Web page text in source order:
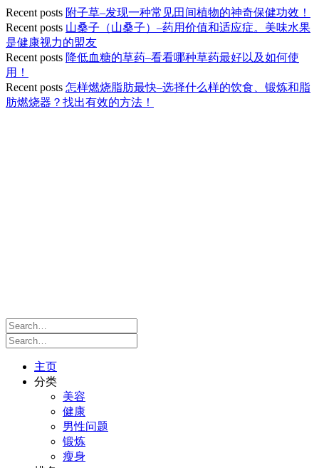
Recent posts 附子草–发现一种常见田间植物的神奇保健功效！
Recent posts 山桑子（山桑子）–药用价值和适应症。美味水果
是健康视力的盟友
Recent posts 降低血糖的草药–看看哪种草药最好以及如何使
用！
Recent posts 怎样燃烧脂肪最快–选择什么样的饮食、锻炼和脂
肪燃烧器？找出有效的方法！
主页
分类
美容
健康
男性问题
锻炼
瘦身